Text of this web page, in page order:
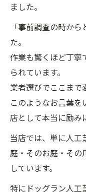
ました。
「事前調査の時か
た。
作業も驚くほど丁寧
られています。
業者選びでここまで
このようなお言葉
店として本当に励み
当店では、単に人工
庭・そのお庭・その
しています。
特にドッグラン人工